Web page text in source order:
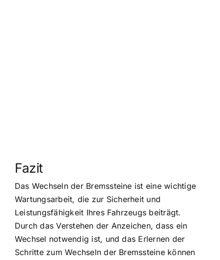
Fazit
Das Wechseln der Bremssteine ist eine wichtige
Wartungsarbeit, die zur Sicherheit und
Leistungsfähigkeit Ihres Fahrzeugs beiträgt.
Durch das Verstehen der Anzeichen, dass ein
Wechsel notwendig ist, und das Erlernen der
Schritte zum Wechseln der Bremssteine können